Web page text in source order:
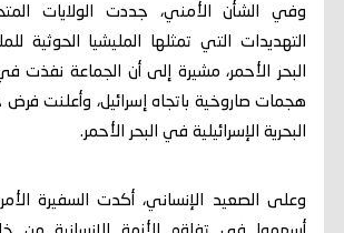
وفي الشأن الأمني، جددت الولايات
التهديدات التي تمثلها المليشيا الحوثية
البحر الأحمر، مشيرة إلى أن الجماعة نفذت
هجمات صاروخية باتجاه إسرائيل، وأعلنت
البحرية الإسرائيلية في البحر الأحمر.
وعلى الصعيد الإنساني، أكدت السفيرة